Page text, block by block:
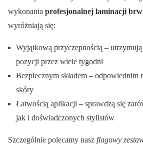
wykonania profesjonalnej laminacji
wyróżniają się:
Wyjątkową przyczepnością –
pozycji przez wiele tygodni
Bezpiecznym składem – odpowiednim
skóry
Łatwością aplikacji – sprawdzą się
jak i doświadczonych stylistów
Szczególnie polecamy nasz flagowy